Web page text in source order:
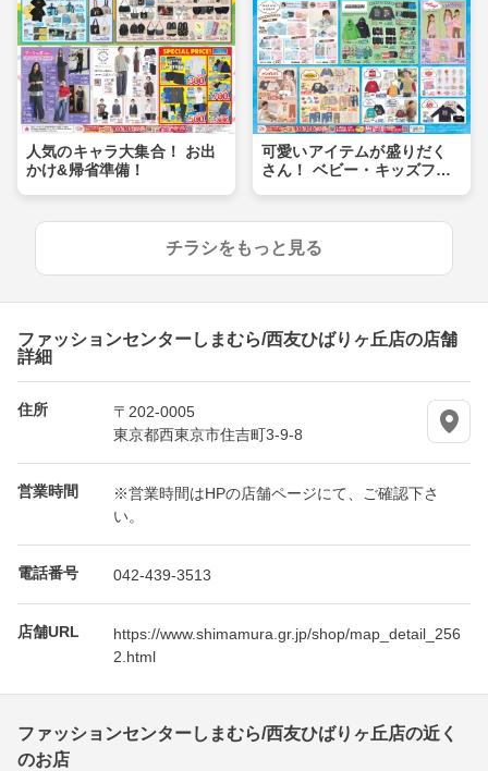
人気のキャラ大集合！ お出
かけ&帰省準備！
可愛いアイテムが盛りだく
さん！ ベビー・キッズフェ
チラシをもっと見る
ファッションセンターしまむら/西友ひばりヶ丘店の店舗
詳細
住所
〒202-0005
東京都西東京市住吉町3-9-8
営業時間
※営業時間はHPの店舗ページにて、ご確認下さ
い。
電話番号 042-439-3513
店舗URL
https://www.shimamura.gr.jp/shop/map_detail_256
2.html
ファッションセンターしまむら/西友ひばりヶ丘店の近く
のお店